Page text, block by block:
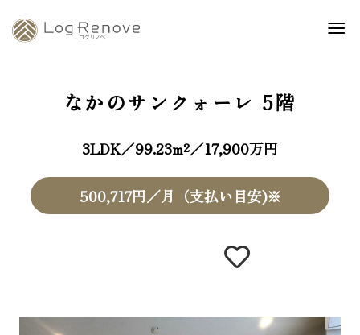
なかのサンクォーレ 5階
3LDK／99.23m²／17,900万円
500,717円／月（支払い目安)※